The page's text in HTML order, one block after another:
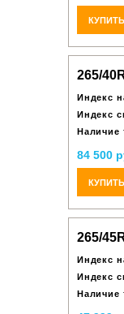
265/
Индекс
Индекс
Наличие
84 500
265/
Индекс
Индекс
Наличие